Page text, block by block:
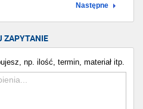
Następne
ZAPYTANIE
np. ilość, termin, materiał itp.